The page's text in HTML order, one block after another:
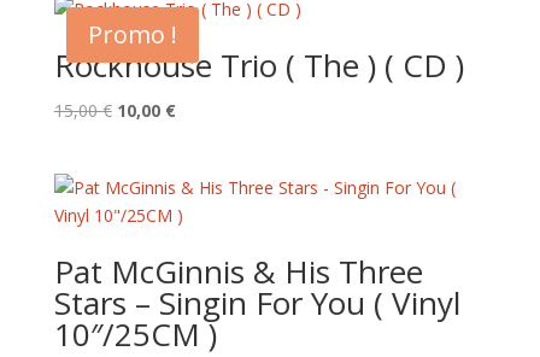
était :
15,00 €.
est :
10,00 €.
Promo !
Rockhouse Trio ( The ) ( CD )
15,00€ Le
était :
15,00 €.
10,00 €Le
est :
10,00 €.
Pat McGinnis & His Three
Stars – Singin For You ( Vinyl
10″/25CM )